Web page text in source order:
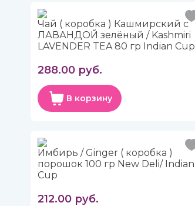
Чай ( коробка ) Кашмирский с
ЛАВАНДОЙ зелёный / Kashmiri
LAVENDER TEA 80 гр Indian Cup
288.00 руб.
В корзину
Имбирь / Ginger ( коробка )
порошок 100 гр New Deli/ Indian
Cup
212.00 руб.